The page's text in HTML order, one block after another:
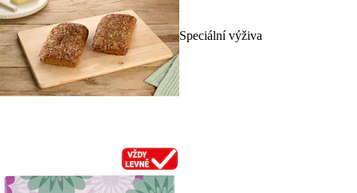
Speciální výživa